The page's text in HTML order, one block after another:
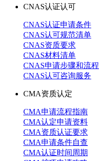
CNAS认证认可
CNAS认证申请条件
CNAS认可规范清单
CNAS资质要求
CNAS材料清单
CNAS申请步骤和流程
CNAS认可咨询服务
CMA资质认定
CMA申请流程指南
CMA认定申请资料
CMA资质认证要求
CMA申请条件自查
CMA认证时间周期